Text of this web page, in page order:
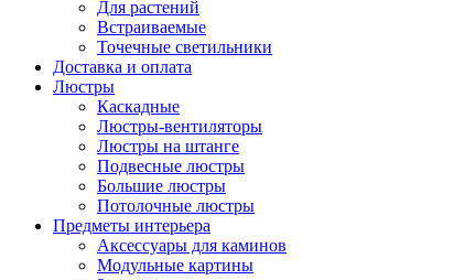
Для растений
Встраиваемые
Точечные светильники
Доставка и оплата
Люстры
Каскадные
Люстры-вентиляторы
Люстры на штанге
Подвесные люстры
Большие люстры
Потолочные люстры
Предметы интерьера
Аксессуары для каминов
Модульные картины